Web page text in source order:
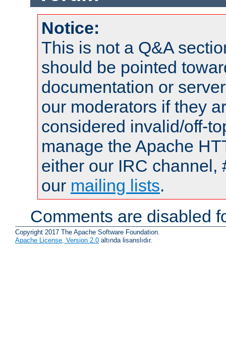
Notice:
This is not a Q&A
should be pointed
documentation or
our moderators if they
considered invalid/off-
manage the Apache
either our IRC channel,
our mailing lists.
Comments are disabled
Copyright 2017 The Apache Software Foundation.
Apache License, Version 2.0 altında lisanslıdır.